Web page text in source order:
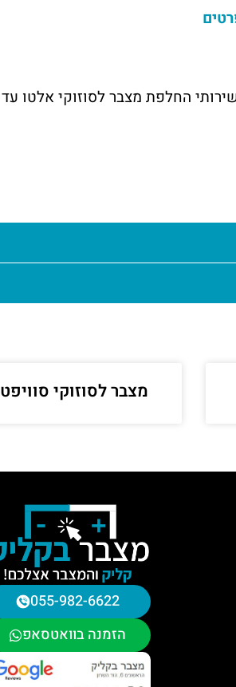
החלפת מצבר לסוזוקי אלטו עד
מצבר לסוזוקי סוויפט
055-982-6622
הזמנה בוואטסאפ